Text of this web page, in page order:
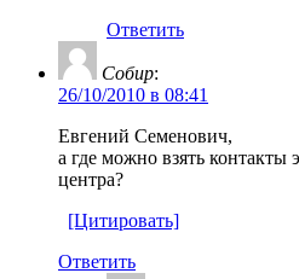
Ответить
Собир:
26/10/2010 в 08:41
Евгений Семенович,
а где можно взять контакты
центра?
[Цитировать]
Ответить